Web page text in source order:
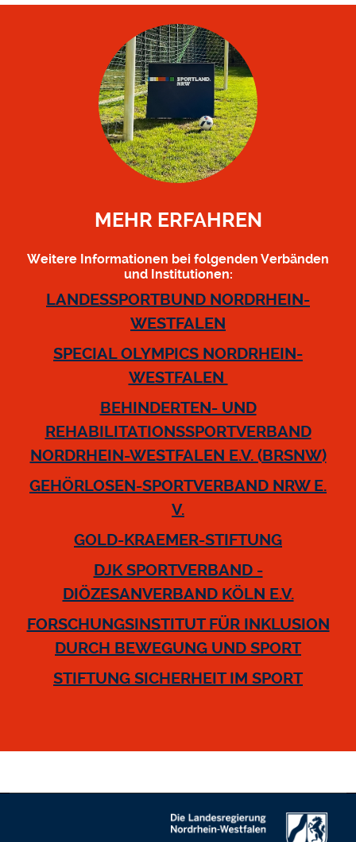
MEHR ERFAHREN
Weitere Informationen bei folgenden Verbänden
und Institutionen:
LANDESSPORTBUND NORDRHEIN-
WESTFALEN
SPECIAL OLYMPICS NORDRHEIN-
WESTFALEN
BEHINDERTEN- UND
REHABILITATIONSSPORTVERBAND
NORDRHEIN-WESTFALEN E.V. (BRSNW)
GEHÖRLOSEN-SPORTVERBAND NRW E.
V.
GOLD-KRAEMER-STIFTUNG
DJK SPORTVERBAND -
DIÖZESANVERBAND KÖLN E.V.
FORSCHUNG­SINSTITUT FÜR INKLUSION
DURCH BEWEGUNG UND SPORT
STIFTUNG SICHERHEIT IM SPORT